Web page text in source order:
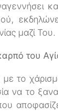
μαζί Του.
του
το
το